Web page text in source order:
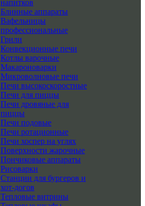
напитков
Блинные аппараты
Вафельницы
профессиональные
Грили
Конвекционные печи
Котлы варочные
Макароноварки
Микроволновые печи
Печи высокоскоростные
Печи для пиццы
Печи дровяные для
пиццы
Печи подовые
Печи ротационные
Печи хоспер на углях
Поверхности жарочные
Пончиковые аппараты
Рисоварки
Станции для бургеров и
хот-догов
Тепловые витрины